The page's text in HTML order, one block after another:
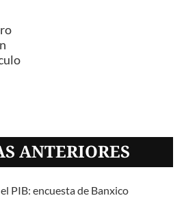
ANTERIORES
PIB: encuesta de Banxico